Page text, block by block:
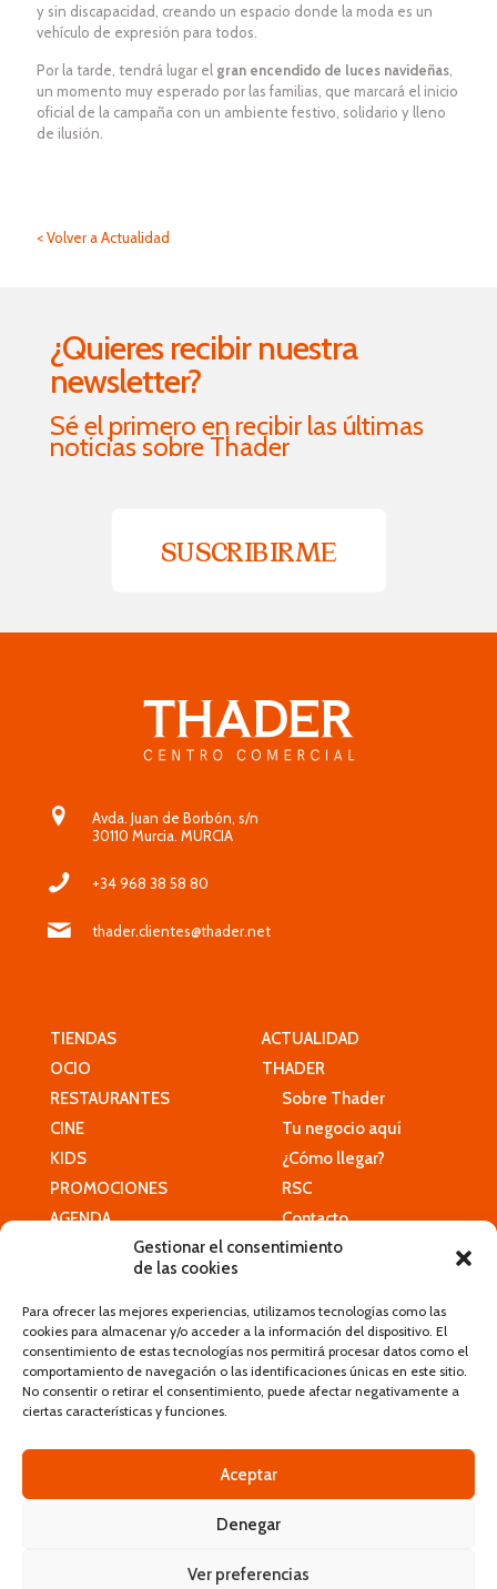
Gestionar el consentimiento
de las cookies
Para ofrecer las mejores experiencias, utilizamos tecnologías como las
cookies para almacenar y/o acceder a la información del dispositivo. El
consentimiento de estas tecnologías nos permitirá procesar datos como el
comportamiento de navegación o las identificaciones únicas en este sitio.
No consentir o retirar el consentimiento, puede afectar negativamente a
ciertas características y funciones.
Aceptar
Denegar
Ver preferencias
y sin discapacidad, creando un espacio donde la moda es un
vehículo de expresión para todos.
Por la tarde, tendrá lugar el gran encendido de luces navideñas
un momento muy esperado por las familias, que marcará el inicio
oficial de la campaña con un ambiente festivo, solidario y lleno
de ilusión.
< Volver a Actualidad
¿Quieres recibir nuestra
newsletter?
Sé el primero en recibir las últimas
noticias sobre Thader
SUSCRIBIRME
Avda. Juan de Borbón, s/n
30110 Murcia. MURCIA
+34 968 38 58 80
thader.clientes@thader.net
TIENDAS
OCIO
RESTAURANTES
CINE
KIDS
PROMOCIONES
AGENDA
ACTUALIDAD
THADER
Sobre Thader
Tu negocio aquí
¿Cómo llegar?
RSC
Contacto
SERVICIOS
MAPA
CÓMO LLEGAR
CONTACTO
Gestionado por:
© 2023 - Centro Comercial Thader| Todos los derechos